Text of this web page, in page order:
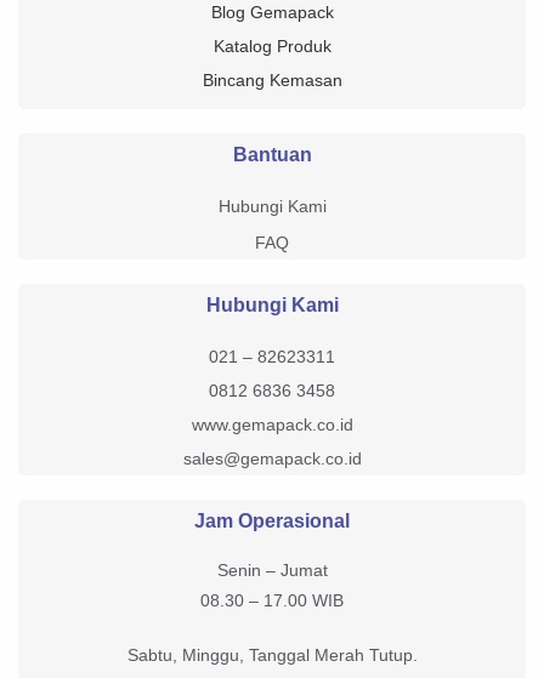
Blog Gemapack
Katalog Produk
Bincang Kemasan
Bantuan
Hubungi Kami
FAQ
Hubungi Kami
021 – 82623311
0812 6836 3458
www.gemapack.co.id
sales@gemapack.co.id
Jam Operasional
Senin – Jumat
08.30 – 17.00 WIB
Sabtu, Minggu, Tanggal Merah Tutup.